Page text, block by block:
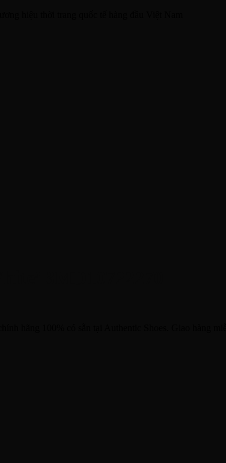
3MD10722270
hãng 100% có sẵn tại Authentic Shoes. Giao hàng